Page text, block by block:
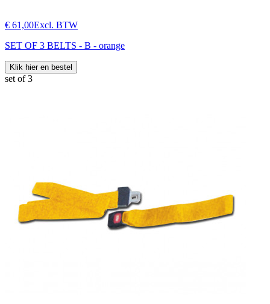
€ 61,00Excl. BTW
SET OF 3 BELTS - B - orange
Klik hier en bestel
set of 3